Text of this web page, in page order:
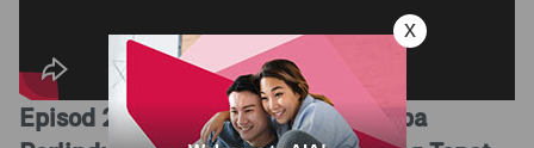
Episod 2: Cabaran Kedua – Mengapa